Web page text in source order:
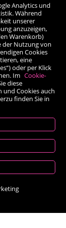
Analytics und
Während
unserer
anzuzeigen,
Warenkorb)
der Nutzung von
Cookies
eine
oder per Klick
Im Cookie-
diese
und Cookies auch
finden Sie in